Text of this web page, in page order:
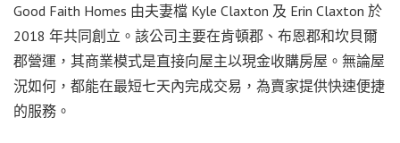
Good Faith Homes 由夫妻檔 Kyle Claxton 及 Erin Claxton 於
2018 年共同創立。該公司主要在肯頓郡、布恩郡和坎貝爾
郡營運，其商業模式是直接向屋主以現金收購房屋。無論屋
況如何，都能在最短七天內完成交易，為賣家提供快速便捷
的服務。